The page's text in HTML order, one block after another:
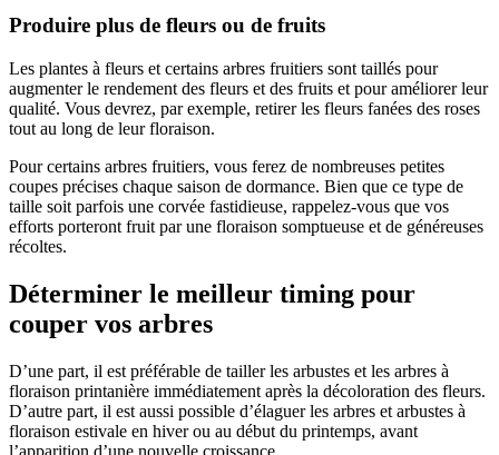
Produire plus de fleurs ou de fruits
Les plantes à fleurs et certains arbres fruitiers sont taillés pour
augmenter le rendement des fleurs et des fruits et pour améliorer leur
qualité. Vous devrez, par exemple, retirer les fleurs fanées des roses
tout au long de leur floraison.
Pour certains arbres fruitiers, vous ferez de nombreuses petites
coupes précises chaque saison de dormance. Bien que ce type de
taille soit parfois une corvée fastidieuse, rappelez-vous que vos
efforts porteront fruit par une floraison somptueuse et de généreuses
récoltes.
Déterminer le meilleur timing pour
couper vos arbres
D’une part, il est préférable de tailler les arbustes et les arbres à
floraison printanière immédiatement après la décoloration des fleurs.
D’autre part, il est aussi possible d’élaguer les arbres et arbustes à
floraison estivale en hiver ou au début du printemps, avant
l’apparition d’une nouvelle croissance.